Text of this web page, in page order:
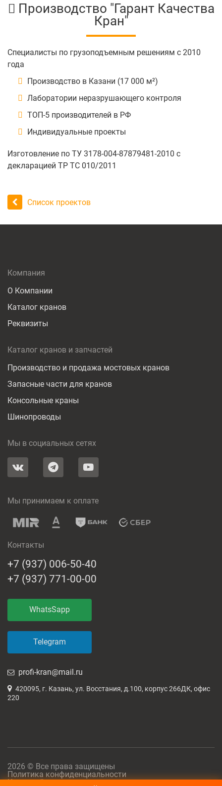
Производство "Гарант Качества
Кран"
Специалисты по грузоподъемным решениям с 2010
года
Производство в Казани (17 000 м²)
Лаборатории неразрушающего контроля
ТОП-5 производителей в РФ
Индивидуальные проекты
Изготовление по ТУ 3178-004-87879481-2010 с
декларацией ТР ТС 010/2011
Список проектов
Компания
О Компании
Каталог кранов
Реквизиты
Каталог кранов и запчастей
Производство и продажа мостовых кранов
Запасные части для кранов
Консольные краны
Шинопроводы
Мы в социальных сетях
Мы принимаем к оплате
Контакты
+7 (937) 006-50-40
+7 (937) 771-00-00
WhatsSapp
Telegram
profi-kran@mail.ru
420095, г. Казань, ул. Восстания, д.100, корпус 266ДК, офис
220
2026 © Все права защищены
Политика конфиденциальности
Карта сайта